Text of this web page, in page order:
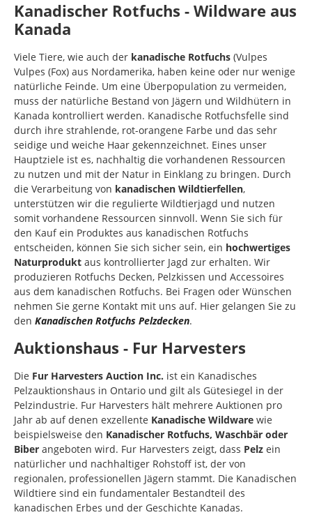
Kanadischer Rotfuchs - Wildware aus
Kanada
Viele Tiere, wie auch der kanadische Rotfuchs (Vulpes
Vulpes (Fox) aus Nordamerika, haben keine oder nur wenige
natürliche Feinde. Um eine Überpopulation zu vermeiden,
muss der natürliche Bestand von Jägern und Wildhütern in
Kanada kontrolliert werden. Kanadische Rotfuchsfelle sind
durch ihre strahlende, rot-orangene Farbe und das sehr
seidige und weiche Haar gekennzeichnet. Eines unser
Hauptziele ist es, nachhaltig die vorhandenen Ressourcen
zu nutzen und mit der Natur in Einklang zu bringen. Durch
die Verarbeitung von kanadischen Wildtierfellen,
unterstützen wir die regulierte Wildtierjagd und nutzen
somit vorhandene Ressourcen sinnvoll. Wenn Sie sich für
den Kauf ein Produktes aus kanadischen Rotfuchs
entscheiden, können Sie sich sicher sein, ein hochwertiges
Naturprodukt aus kontrollierter Jagd zur erhalten. Wir
produzieren Rotfuchs Decken, Pelzkissen und Accessoires
aus dem kanadischen Rotfuchs. Bei Fragen oder Wünschen
nehmen Sie gerne Kontakt mit uns auf. Hier gelangen Sie zu
den Kanadischen Rotfuchs Pelzdecken.
Auktionshaus - Fur Harvesters
Die Fur Harvesters Auction Inc. ist ein Kanadisches
Pelzauktionshaus in Ontario und gilt als Gütesiegel in der
Pelzindustrie. Fur Harvesters hält mehrere Auktionen pro
Jahr ab auf denen exzellente Kanadische Wildware wie
beispielsweise den Kanadischer Rotfuchs, Waschbär oder
Biber angeboten wird. Fur Harvesters zeigt, dass Pelz ein
natürlicher und nachhaltiger Rohstoff ist, der von
regionalen, professionellen Jägern stammt. Die Kanadischen
Wildtiere sind ein fundamentaler Bestandteil des
kanadischen Erbes und der Geschichte Kanadas.